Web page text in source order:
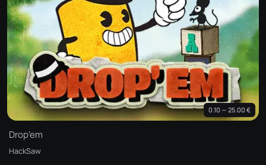
0.10 — 25.00 €
Drop'em
HackSaw